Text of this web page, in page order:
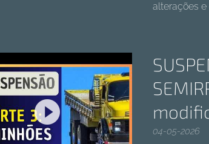
alterações
04-05-2026